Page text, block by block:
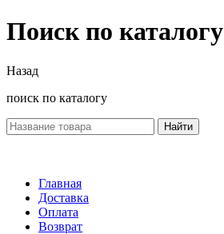
Поиск по каталогу
Назад
поиск по каталогу
Найти
Главная
Доставка
Оплата
Возврат